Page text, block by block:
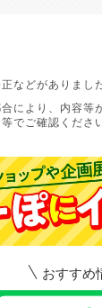
などがありまし
により、内容等
でご確認くださ
おすすめ